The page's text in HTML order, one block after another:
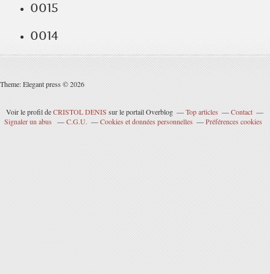
0015
0014
Theme: Elegant press © 2026
Voir le profil deCRISTOL DENIS sur le portail Overblog Top articles
Contact
Signaler un abus
C.G.U. Cookies et données personnelles Préférences cookies